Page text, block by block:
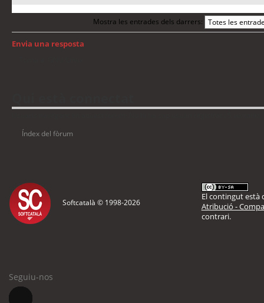
Mostra les entrades dels darrers:
Envia una resposta
Índex del fòrum
Softcatalà © 1998-2026
El contingut està
Atribució -
contrari.
Seguiu-nos